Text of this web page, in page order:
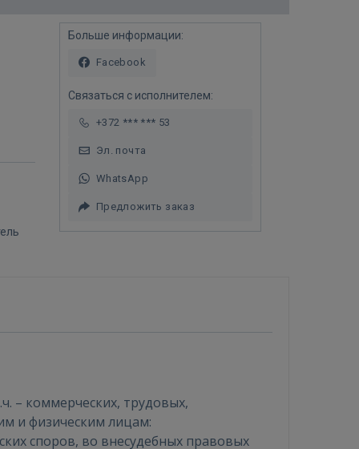
Больше информации:
Facebook
Связаться с исполнителем:
+372 *** *** 53
Эл. почта
WhatsApp
Предложить заказ
– коммерческих, трудовых,
и физическим лицам:
споров, во внесудебных правовых